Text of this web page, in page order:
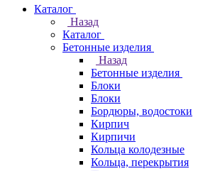
Каталог
Назад
Каталог
Бетонные изделия
Назад
Бетонные изделия
Блоки
Блоки
Бордюры, водостоки
Кирпич
Кирпичи
Кольца колодезные
Кольца, перекрытия